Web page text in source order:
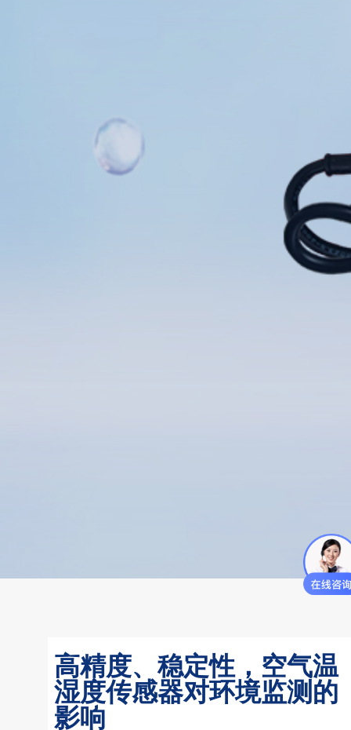
高精度、稳定性，空气温
湿度传感器对环境监测的
影响